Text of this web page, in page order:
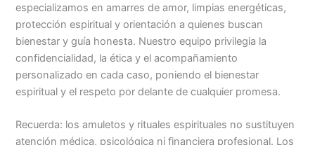
especializamos en amarres de amor, limpias energéticas,
protección espiritual y orientación a quienes buscan
bienestar y guía honesta. Nuestro equipo privilegia la
confidencialidad, la ética y el acompañamiento
personalizado en cada caso, poniendo el bienestar
espiritual y el respeto por delante de cualquier promesa.
Recuerda: los amuletos y rituales espirituales no sustituyen
atención médica, psicológica ni financiera profesional. Los